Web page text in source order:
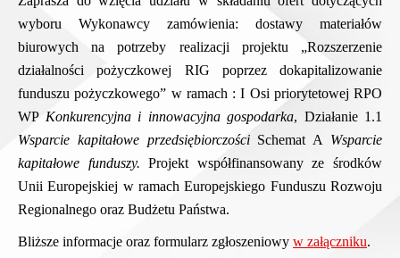
wyboru Wykonawcy zamówienia: dostawy materiałów
biurowych na potrzeby realizacji projektu „Rozszerzenie
działalności pożyczkowej RIG poprzez dokapitalizowanie
funduszu pożyczkowego” w ramach : I Osi priorytetowej RPO
WP Konkurencyjna i innowacyjna gospodarka, Działanie 1.1
Wsparcie kapitałowe przedsiębiorczościSchemat A Wsparcie
kapitałowe funduszy.Projekt współfinansowany ze środków
Unii Europejskiej w ramach Europejskiego Funduszu Rozwoju
Regionalnego oraz Budżetu Państwa.
Bliższe informacje oraz formularz zgłoszeniowy w załączniku.